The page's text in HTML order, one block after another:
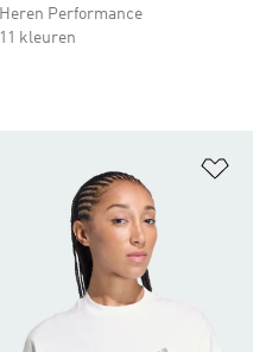
Heren Performance
11 kleuren